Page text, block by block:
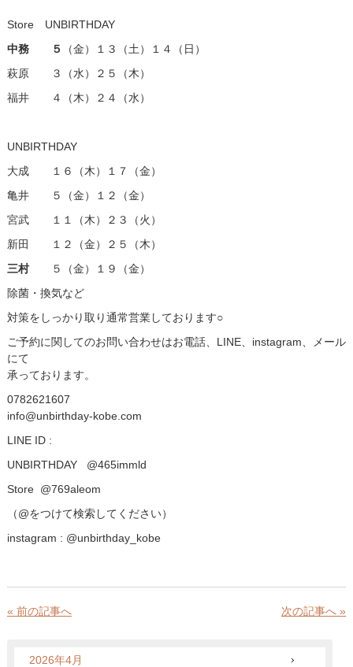
Store UNBIRTHDAY
中務 ５
（金）１３（土）１４（日）
萩原 ３（水）２５（木）
福井 ４（木）２４（水）
UNBIRTHDAY
大成 １６（木）１７（金）
亀井 ５（金）１２（金）
宮武 １１（木）２３（火）
新田 １２（金）２５（木）
三村５（金）１９（金）
除菌・換気など
対策をしっかり取り通常営業しております○
ご予約に関してのお問い合わせはお電話、LINE、instagram、メール
にて
承っております。
0782621607
info@unbirthday-kobe.com
LINE ID :
UNBIRTHDAY @465immld
Store @769aleom
（@をつけて検索してください）
instagram : @unbirthday_kobe
« 前の記事へ 次の記事へ »
2026年4月